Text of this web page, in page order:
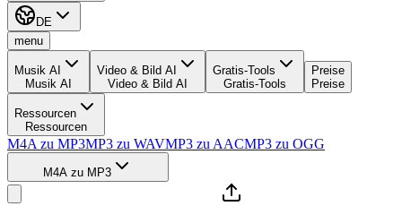
DE
menu
Musik AI
Musik AI
Video & Bild AI
Video & Bild AI
Gratis-Tools
Gratis-Tools
Preise
Preise
Ressourcen
Ressourcen
M4A zu MP3MP3 zu WAVMP3 zu AACMP3 zu OGG
M4A zu MP3